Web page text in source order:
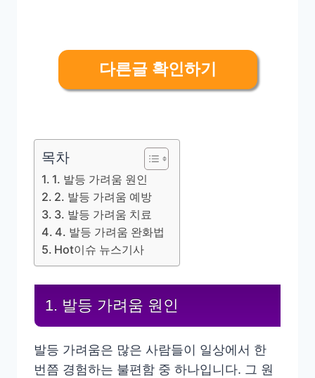
다른글 확인하기
목차
1. 발등 가려움 원인
2. 발등 가려움 예방
3. 발등 가려움 치료
4. 발등 가려움 완화법
Hot이슈 뉴스기사
1. 발등 가려움 원인
발등 가려움은 많은 사람들이 일상에서 한
번쯤 경험하는 불편함 중 하나입니다. 그 원